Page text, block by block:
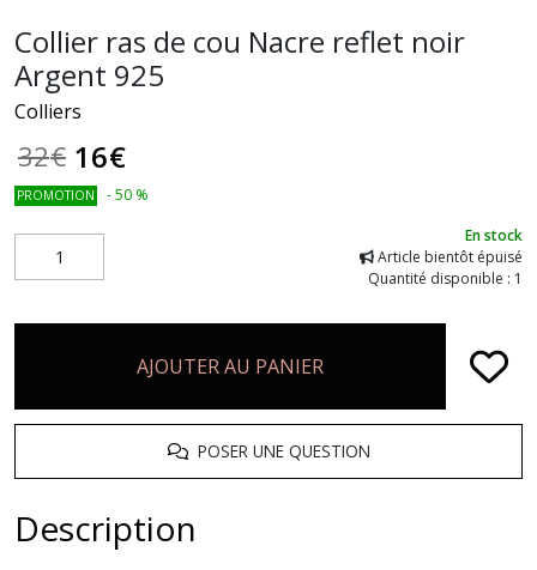
Collier ras de cou Nacre reflet noir
Argent 925
Colliers
32€ 16€
PROMOTION -50 %
En stock
Article bientôt épuisé
Quantité disponible : 1
AJOUTER AU PANIER
POSER UNE QUESTION
Description